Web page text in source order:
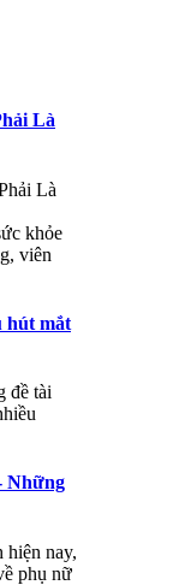
Là
khỏe
viên
hút mắt
đề tài
Những
hiện nay,
phụ nữ